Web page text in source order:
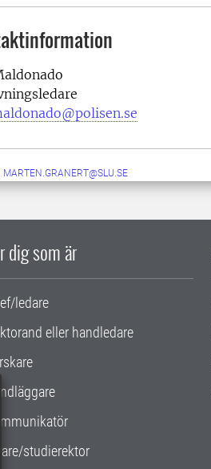
MARTEN.GRANERT@SLU.SE
dig som är
ledare
eller handledare
studierektor